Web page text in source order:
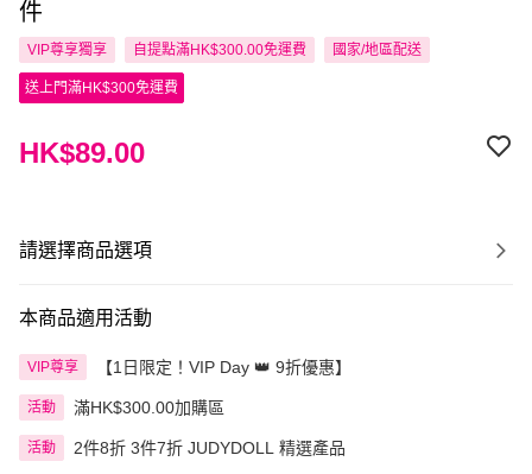
件
VIP尊享獨享 自提點滿HK$300.00免運費 國家/地區配送
送上門滿HK$300免運費
HK$89.00
請選擇商品選項
本商品適用活動
VIP尊享 【1日限定！VIP Day 👑 9折優惠】
活動 滿HK$300.00加購區
活動 2件8折 3件7折 JUDYDOLL 精選產品